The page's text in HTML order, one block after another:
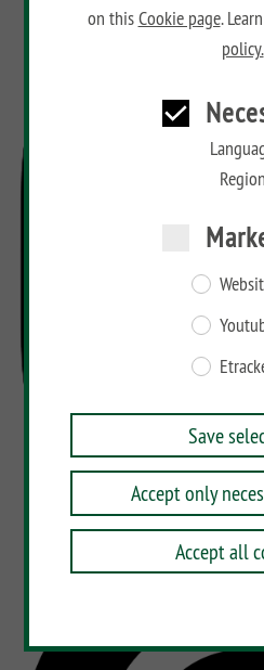
on thisCookie page.
policy.
Region
Save
Accept only
Accept all